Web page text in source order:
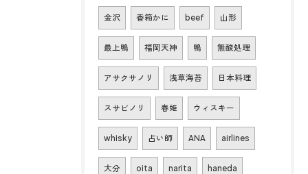
金沢 香箱かに beef 山形
最上鴨 福岡天神 鴨 無酸処理
アサクサノリ 浅草海苔 日本料理
スサビノリ 春姫 ウィスキー
whisky 占い師 ANA airlines
大分 oita narita haneda